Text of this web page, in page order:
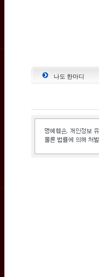
나도 한마디